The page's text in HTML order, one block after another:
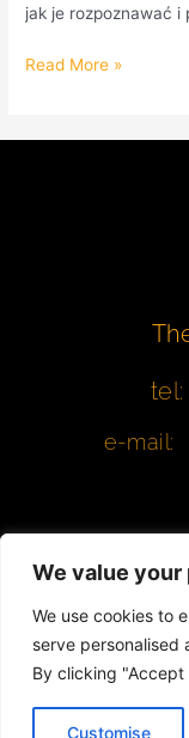
We value your
We use cookies to
serve personalised
By clicking "Accept
Customise
jak je rozpoznawać i
Read More »
tel:
e-mail:
© 2022
Projekt